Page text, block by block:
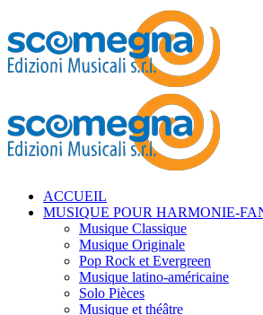
ACCUEIL
MUSIQUE POUR HARMONIE-
Musique Classique
Musique Originale
Pop Rock et Evergreen
Musique latino-américaine
Solo Pièces
Musique et théâtre